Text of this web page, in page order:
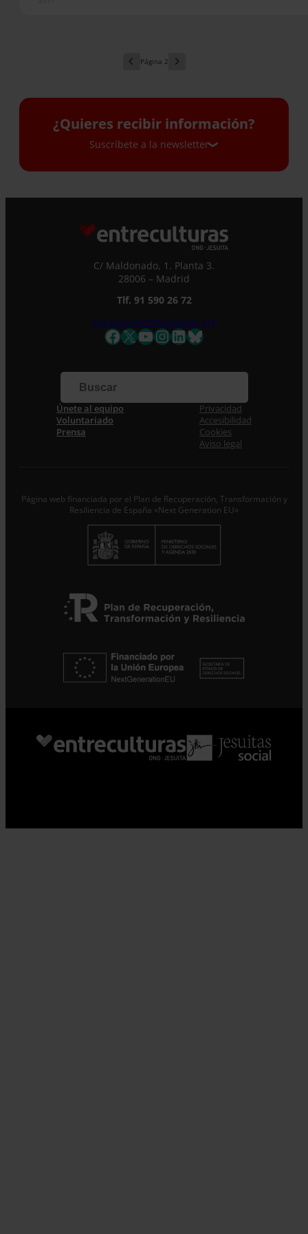
2
¿Quieres recibir información?
Suscríbete a la newsletter
Si quieres recibir nuestra newsletter mensual
y los correos puntuales en los que te
ofrecemos información, no dejes de completar
este formulario. Al instante, te daremos de
al tanto de todas las novedades.
Correo electrónico *
Acepto la Política de Privacidad*
Desde ENTRECULTURAS FE Y ALEGRÍA ESPAÑA
Suscribirme
C/ Maldonado, 1. Planta 3.
28006 – Madrid
Tlf. 91 590 26 72
noticias@entreculturas.org
Facebook
X YouTube
Instagram
LinkedIn
Bluesky
Únete al equipo
Voluntariado
Prensa
Privacidad
Accesibilidad
Cookies
Aviso legal
Página web financiada por el Plan de Recuperación, Transformación y
Resiliencia de España «Next Generation EU»